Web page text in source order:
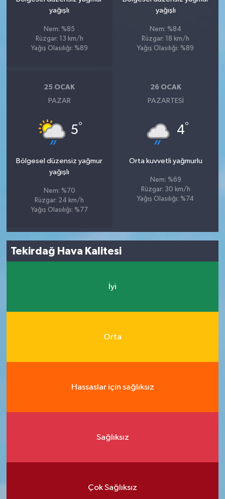
yağışlı
Nem: %85
Rüzgar: 13 km/h
Yağış Olasılığı: %89
yağışlı
Nem: %84
Rüzgar: 18 km/h
Yağış Olasılığı: %89
25 OCAK
PAZAR
5°
Bölgesel düzensiz yağmur
yağışlı
Nem: %70
Rüzgar: 24 km/h
Yağış Olasılığı: %77
26 OCAK
PAZARTESI
4°
Orta kuvvetli yağmurlu
Nem: %69
Rüzgar: 30 km/h
Yağış Olasılığı: %74
Tekirdağ Hava Kalitesi
İyi
Orta
Hassaslar için sağlıksız
Sağlıksız
Çok Sağlıksız